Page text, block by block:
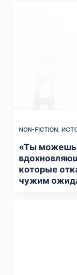
NON-FICTION,
«Ты можешь
которые
чужим